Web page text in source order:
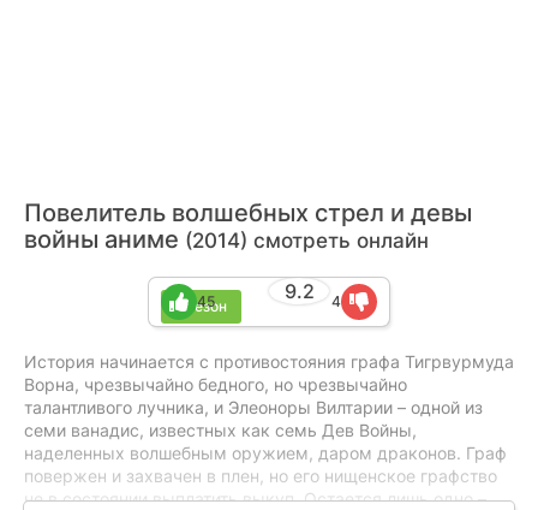
Повелитель волшебных стрел и девы
войны аниме (2014) смотреть онлайн
1 сезон
9.2
45 4
История начинается с противостояния графа Тигрвурмуда
Ворна, чрезвычайно бедного, но чрезвычайно
талантливого лучника, и Элеоноры Вилтарии – одной из
семи ванадис, известных как семь Дев Войны,
наделенных волшебным оружием, даром драконов. Граф
повержен и захвачен в плен, но его нищенское графство
не в состоянии выплатить выкуп. Остается лишь одно –